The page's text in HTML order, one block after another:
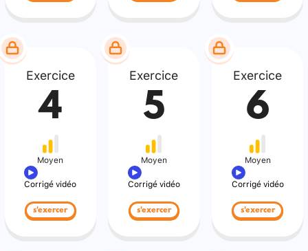
Exercice
4
Moyen
Corrigé vidéo
s'exercer
Exercice
5
Moyen
Corrigé vidéo
s'exercer
Exercice
6
Moyen
Corrigé vidéo
s'exercer